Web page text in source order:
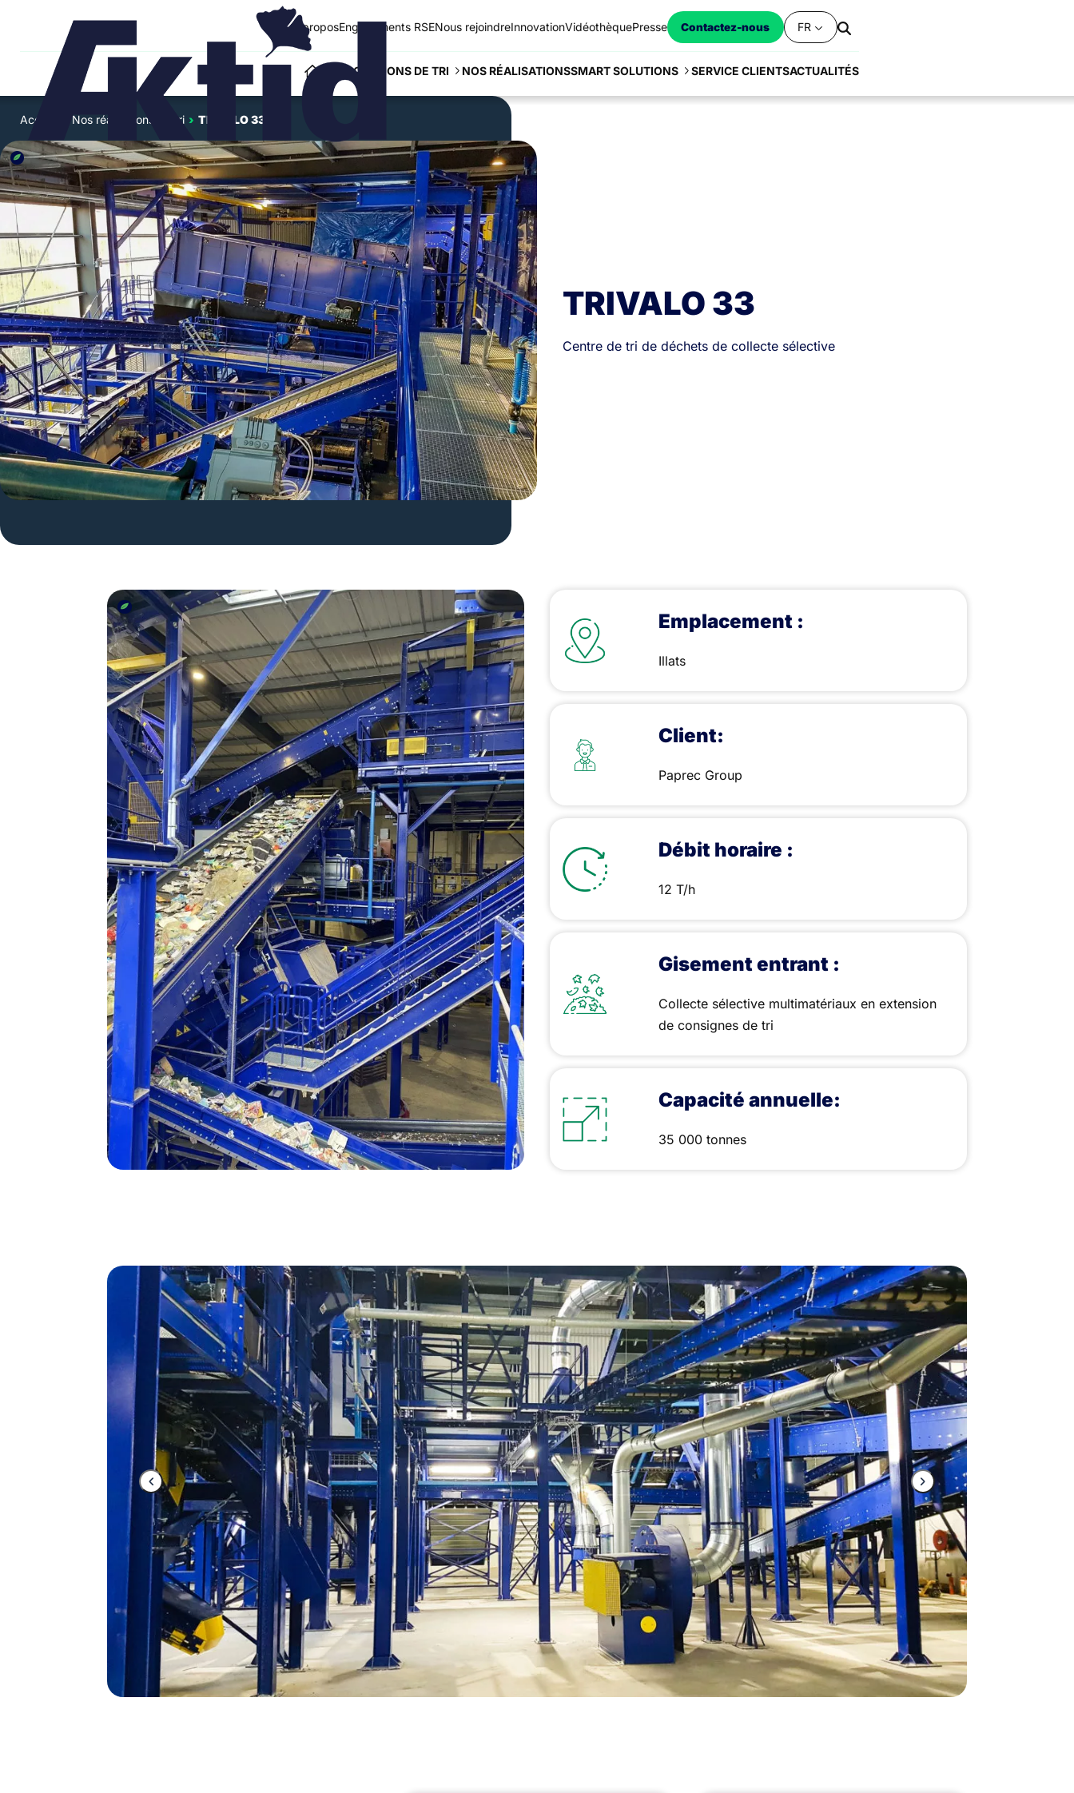
NOS SOLUTIONS DE TRI NOS RÉALISATIONSSMART SOLUTIONS SERVICE CLIENTSACTUALITÉS
A proposEngagements RSENous rejoindreInnovationVidéothèquePresse Contactez-nous FR
Accueil Nos réalisations de tri › TRIVALO 33
TRIVALO 33
Centre de tri de déchets de collecte sélective
Emplacement :
Illats
Client:
Paprec Group
Débit horaire :
12 T/h
Gisement entrant :
Collecte sélective multimatériaux en extension
de consignes de tri
Capacité annuelle:
35 000 tonnes